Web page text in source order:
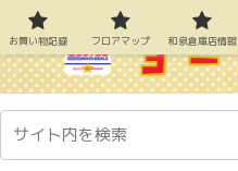
お買い物記録 フロアマップ 和泉倉庫店情報